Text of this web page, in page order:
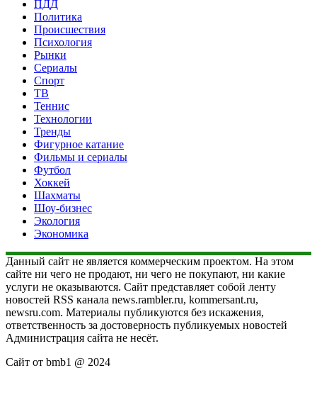
ПДД
Политика
Происшествия
Психология
Рынки
Сериалы
Спорт
ТВ
Теннис
Технологии
Тренды
Фигурное катание
Фильмы и сериалы
Футбол
Хоккей
Шахматы
Шоу-бизнес
Экология
Экономика
Данный сайт не является коммерческим проектом. На этом
сайте ни чего не продают, ни чего не покупают, ни какие
услуги не оказываются. Сайт представляет собой ленту
новостей RSS канала news.rambler.ru, kommersant.ru,
newsru.com. Материалы публикуются без искажения,
ответственность за достоверность публикуемых новостей
Администрация сайта не несёт.
Сайт от bmb1 @ 2024